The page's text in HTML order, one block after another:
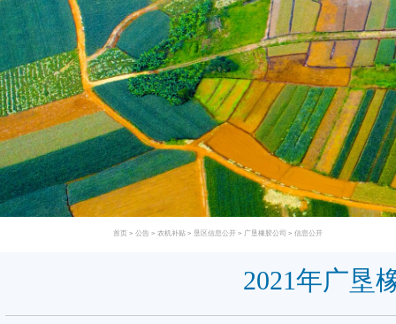
首页 > 公告 > 农机补贴 > 垦区信息公开 > 广垦橡胶公司 > 信息公开
2021年广垦